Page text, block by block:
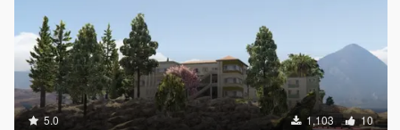
5.0 1,103 10